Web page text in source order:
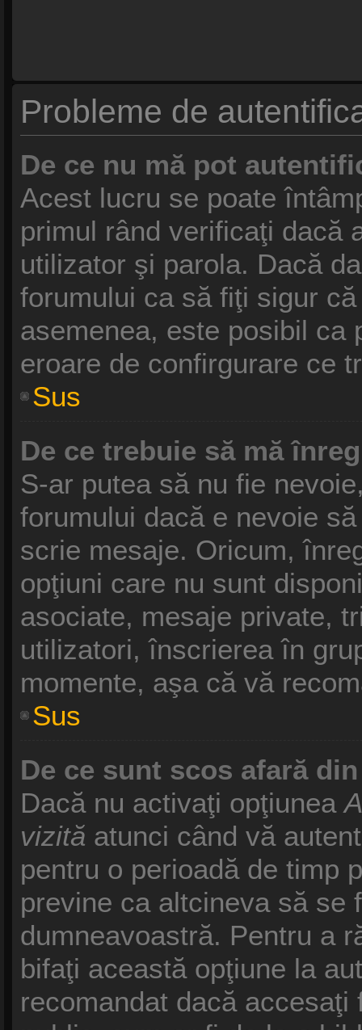
Probleme de
De ce nu mă pot
Acest lucru se poate
primul rând verificaţi dacă
utilizator şi parola. Dacă
forumului ca să fiţi sigur
asemenea, este posibil ca
eroare de confirgurare ce
Sus
De ce trebuie să mă
S-ar putea să nu fie
forumului dacă e nevoie
scrie mesaje. Oricum,
opţiuni care nu sunt
asociate, mesaje private,
utilizatori, înscrierea în
momente, aşa că vă
Sus
De ce sunt scos afară
Dacă nu activaţi opţiunea
vizită atunci când vă
pentru o perioadă de timp
previne ca altcineva să se
dumneavoastră. Pentru a
bifaţi această opţiune la
recomandat dacă